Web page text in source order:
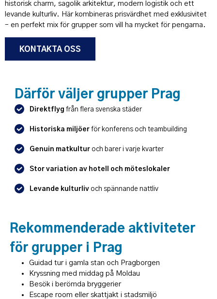
historisk charm, sagolik arkitektur, modern logistik och ett
levande kulturliv. Här kombineras prisvärdhet med exklusivitet
– en perfekt mix för grupper som vill ha mycket för pengarna.
KONTAKTA OSS
Därför väljer grupper Prag
Direktflyg från flera svenska städer
Historiska miljöer för konferens och teambuilding
Genuin matkultur och barer i varje kvarter
Stor variation av hotell och möteslokaler
Levande kulturliv och spännande nattliv
Rekommenderade aktiviteter
för grupper i Prag
Guidad tur i gamla stan och Pragborgen
Kryssning med middag på Moldau
Besök i berömda bryggerier
Escape room eller skattjakt i stadsmiljö